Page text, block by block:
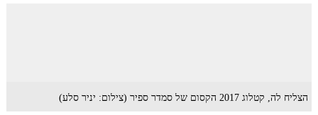
הצליח לה, קטלוג 2017 הקסום של סמדר ספיר (צילום: יניר סלע)